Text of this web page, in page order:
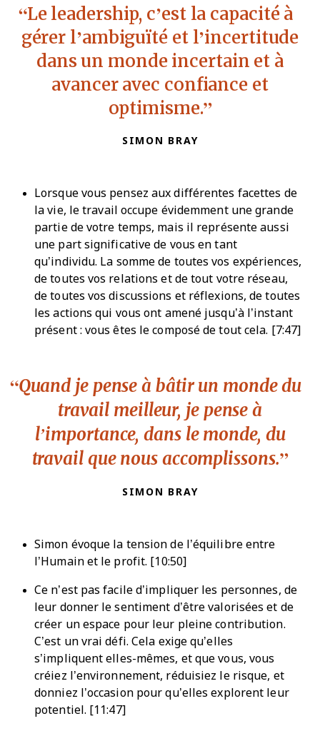
Le leadership, c’est la capacité à
gérer l’ambiguïté et l’incertitude
dans un monde incertain et à
avancer avec confiance et
optimisme.
SIMON BRAY
Lorsque vous pensez aux différentes facettes de
la vie, le travail occupe évidemment une grande
partie de votre temps, mais il représente aussi
une part significative de vous en tant
qu’individu. La somme de toutes vos expériences,
de toutes vos relations et de tout votre réseau,
de toutes vos discussions et réflexions, de toutes
les actions qui vous ont amené jusqu’à l’instant
présent : vous êtes le composé de tout cela. [7:47]
Quand je pense à bâtir un monde du
travail meilleur, je pense à
l’importance, dans le monde, du
travail que nous accomplissons.
SIMON BRAY
Simon évoque la tension de l’équilibre entre
l’Humain et le profit. [10:50]
Ce n’est pas facile d’impliquer les personnes, de
leur donner le sentiment d’être valorisées et de
créer un espace pour leur pleine contribution.
C’est un vrai défi. Cela exige qu’elles
s’impliquent elles-mêmes, et que vous, vous
créiez l’environnement, réduisiez le risque, et
donniez l’occasion pour qu’elles explorent leur
potentiel. [11:47]